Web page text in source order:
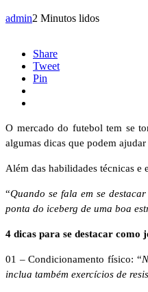
admin2 Minutos lidos
Share
Tweet
Pin
O mercado do futebol tem se
algumas dicas que podem
Além das habilidades técnicas e
“Quando se fala em se
ponta do iceberg de uma boa
4 dicas para se destacar como
01 – Condicionamento físico: “
inclua também exercícios de